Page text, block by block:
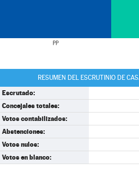
PP
RESUMEN DEL ESCRUTINIO DE
Escrutado:
Concejales totales:
Votos contabilizados:
Abstenciones:
Votos nulos:
Votos en blanco: